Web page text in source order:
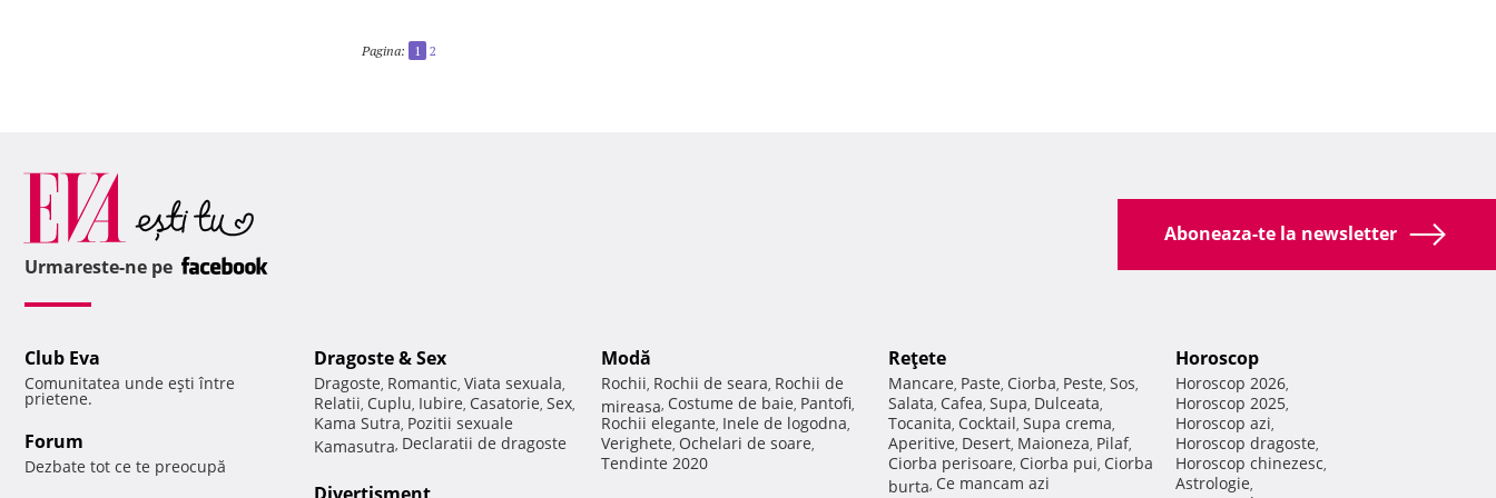
Pagina: 1 2
Aboneaza-te la newsletter
Urmareste-ne pe
Club Eva
Comunitatea unde eşti între
prietene.
Forum
Dezbate tot ce te preocupă
Dragoste & Sex
Dragoste, Romantic, Viata sexuala,
Relatii, Cuplu, Iubire, Casatorie, Sex,
Kama Sutra, Pozitii sexuale
Kamasutra, Declaratii de dragoste
Modă
Rochii, Rochii de seara, Rochii de
mireasa, Costume de baie, Pantofi,
Rochii elegante, Inele de logodna,
Verighete, Ochelari de soare,
Tendinte 2020
Reţete
Mancare, Paste, Ciorba, Peste, Sos,
Salata, Cafea, Supa, Dulceata,
Tocanita, Cocktail, Supa crema,
Aperitive, Desert, Maioneza, Pilaf,
Ciorba perisoare, Ciorba pui, Ciorba
burta, Ce mancam azi
Horoscop
Horoscop 2026,
Horoscop 2025,
Horoscop azi,
Horoscop dragoste,
Horoscop chinezesc,
Astrologie,